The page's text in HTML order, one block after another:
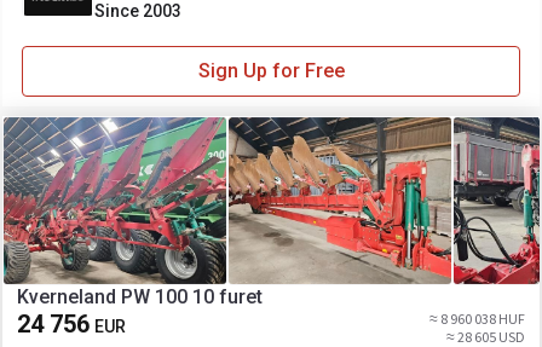
Since 2003
Sign Up for Free
Kverneland PW 100 10 furet
24 756 EUR
≈ 8 960 038 HUF
≈ 28 605 USD